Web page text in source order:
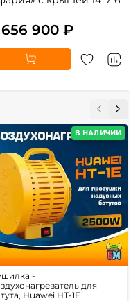
656 900 ₽
В НАЛИЧИИ
-
для
Huawei HT-1E